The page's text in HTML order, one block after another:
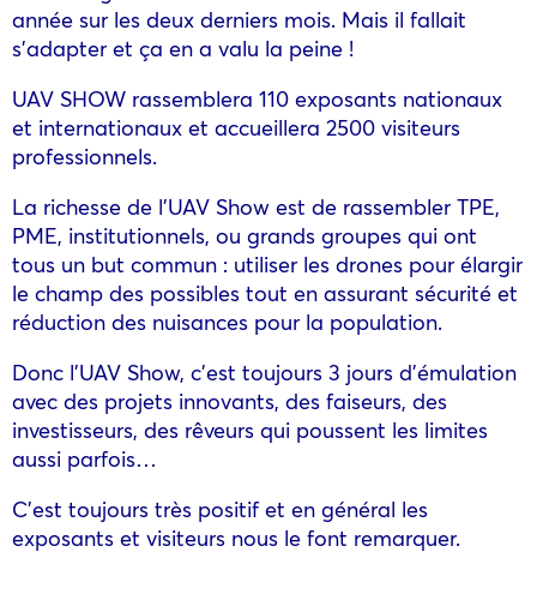
année sur les deux derniers mois. Mais il fallait
s’adapter et ça en a valu la peine !
UAV SHOW rassemblera 110 exposants nationaux
et internationaux et accueillera 2500 visiteurs
professionnels.
La richesse de l’UAV Show est de rassembler TPE,
PME, institutionnels, ou grands groupes qui ont
tous un but commun : utiliser les drones pour élargir
le champ des possibles tout en assurant sécurité et
réduction des nuisances pour la population.
Donc l’UAV Show, c’est toujours 3 jours d’émulation
avec des projets innovants, des faiseurs, des
investisseurs, des rêveurs qui poussent les limites
aussi parfois…
C’est toujours très positif et en général les
exposants et visiteurs nous le font remarquer.